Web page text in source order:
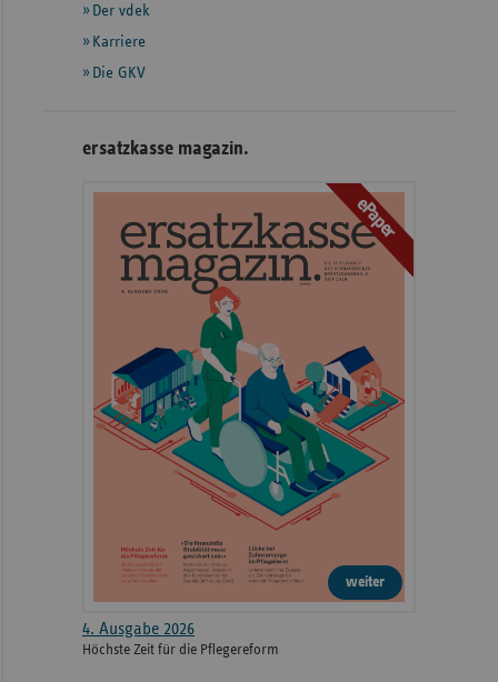
Der vdek
Karriere
Die GKV
ersatzkasse magazin.
ePaper
weiter
4. Ausgabe 2026
Höchste Zeit für die Pflegereform